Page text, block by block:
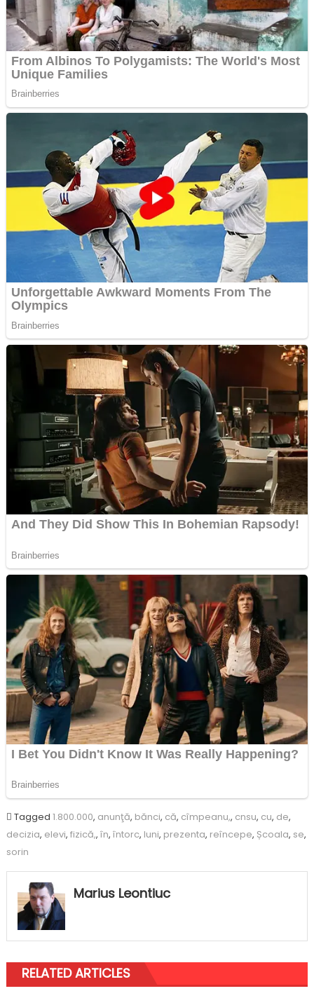
Tagged 1.800.000, anunţă, bănci, că, cîmpeanu,, cnsu, cu, de,
decizia, elevi, fizică,, în, întorc, luni, prezenta, reîncepe, Școala, se,
sorin
Marius Leontiuc
RELATED ARTICLES